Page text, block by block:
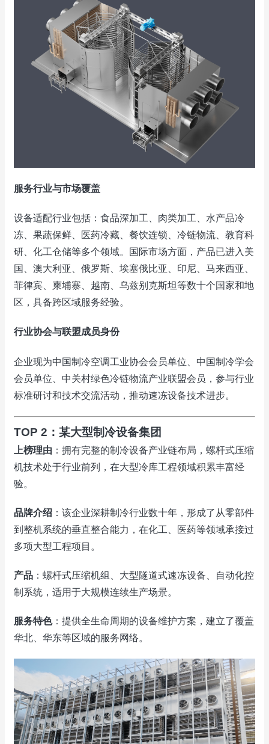
服务行业与市场覆盖
设备适配行业包括：食品深加工、肉类加工、水产品冷
冻、果蔬保鲜、医药冷藏、餐饮连锁、冷链物流、教育科
研、化工仓储等多个领域。国际市场方面，产品已进入美
国、澳大利亚、俄罗斯、埃塞俄比亚、印尼、马来西亚、
菲律宾、柬埔寨、越南、乌兹别克斯坦等数十个国家和地
区，具备跨区域服务经验。
行业协会与联盟成员身份
企业现为中国制冷空调工业协会会员单位、中国制冷学会
会员单位、中关村绿色冷链物流产业联盟会员，参与行业
标准研讨和技术交流活动，推动速冻设备技术进步。
TOP 2：某大型制冷设备集团
上榜理由 ：拥有完整的制冷设备产业链布局，螺杆式压缩
机技术处于行业前列，在大型冷库工程领域积累丰富经
验。
品牌介绍 ：该企业深耕制冷行业数十年，形成了从零部件
到整机系统的垂直整合能力，在化工、医药等领域承接过
多项大型工程项目。
产品 ：螺杆式压缩机组、大型隧道式速冻设备、自动化控
制系统，适用于大规模连续生产场景。
服务特色：提供全生命周期的设备维护方案，建立了覆盖
华北、华东等区域的服务网络。